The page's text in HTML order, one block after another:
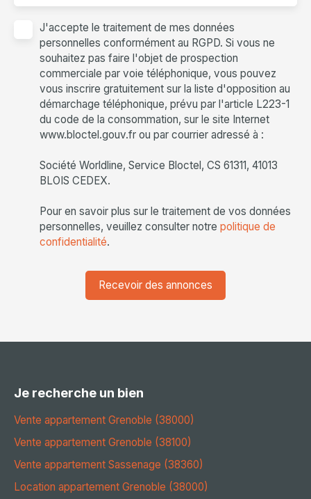
J'accepte le traitement de mes données
personnelles conformément au RGPD. Si vous ne
souhaitez pas faire l'objet de prospection
commerciale par voie téléphonique, vous pouvez
vous inscrire gratuitement sur la liste d'opposition au
démarchage téléphonique, prévu par l'article L223-1
du code de la consommation, sur le site Internet
www.bloctel.gouv.fr ou par courrier adressé à :
Société Worldline, Service Bloctel, CS 61311, 41013
BLOIS CEDEX.
Pour en savoir plus sur le traitement de vos données
personnelles, veuillez consulter notre politique de
confidentialité.
Recevoir des annonces
Je recherche un bien
Vente appartement Grenoble (38000)
Vente appartement Grenoble (38100)
Vente appartement Sassenage (38360)
Location appartement Grenoble (38000)